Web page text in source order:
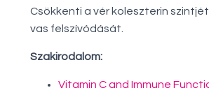
Csökkenti a vér koleszterin
vas felszívódását.
Szakirodalom:
Vitamin C and Immune